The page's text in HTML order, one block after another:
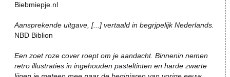
Biebmiepje.nl
Aansprekende uitgave, [...] vertaald in begrjpelijk Nederlands.
NBD Biblion
Een zoet roze cover roept om je aandacht. Binnenin nemen
retro illustraties in ingehouden pasteltinten en harde zwarte